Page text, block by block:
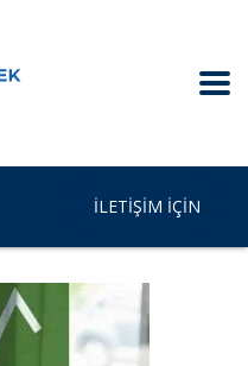
İLETIŞIM IÇIN